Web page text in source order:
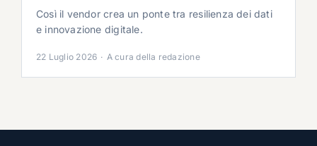
Così il vendor crea un ponte tra resilienza dei dati
e innovazione digitale.
22 Luglio 2026 · A cura della redazione